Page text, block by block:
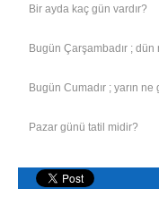
Bir ayda kaç gün vardır?
Bugün Çarşambadır ;
Bugün Cumadır ; yarın
Pazar günü tatil midir?